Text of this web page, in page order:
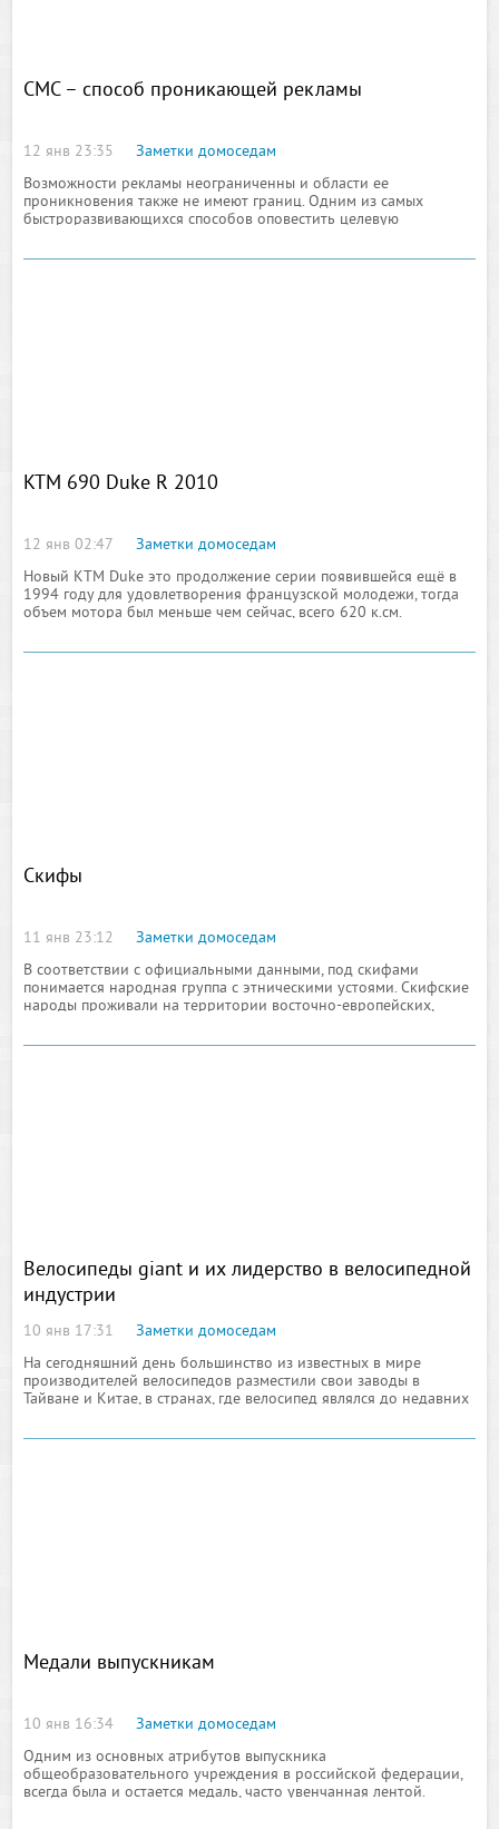
СМС – способ проникающей рекламы
12 янв 23:35
Заметки домоседам
Возможности рекламы неограниченны и области ее
проникновения также не имеют границ. Одним из самых
быстроразвивающихся способов оповестить целевую
или провести любую
KTM 690 Duke R 2010
12 янв 02:47
Заметки домоседам
Новый KTM Duke это продолжение серии появившейся ещё в
1994 году для удовлетворения французской молодежи, тогда
объем мотора был меньше чем сейчас, всего 620 к.см.
Скифы
11 янв 23:12
Заметки домоседам
В соответствии с официальными данными, под скифами
понимается народная группа с этническими устоями. Скифские
народы проживали на территории восточно-европейских,
Велосипеды giant и их лидерство в велосипедной
индустрии
10 янв 17:31
Заметки домоседам
На сегодняшний день большинство из известных в мире
производителей велосипедов разместили свои заводы в
Тайване и Китае, в странах, где велосипед являлся до недавних
Медали выпускникам
10 янв 16:34
Заметки домоседам
Одним из основных атрибутов выпускника
общеобразовательного учреждения в российской федерации,
всегда была и остается медаль, часто увенчанная лентой.